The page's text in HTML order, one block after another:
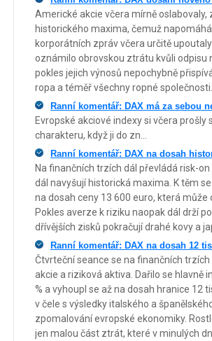
Americké akcie včera mírně
historického maxima, čemuž
korporátních zpráv včera určitě
oznámilo obrovskou ztrátu kvůli odpisu
pokles jejich výnosů nepochybně
ropa a téměř všechny ropné
Ranní komentář: DAX má za sebou
Evropské akciové indexy si včera
charakteru, když ji do zn...
Ranní komentář: DAX na dosah
Na finančních trzích dál převládá risk-
dál navyšují historická maxima. K těm
na dosah ceny 13 600 euro, která
Pokles averze k riziku naopak dál drží
dřívějších zisků pokračují drahé kovy a
Ranní komentář: DAX na dosah 12
Čtvrteční seance se na finančních
akcie a riziková aktiva. Dařilo se hlavně
% a vyhoupl se až na dosah hranice 12
v čele s výsledky italského a
zpomalování evropské ekonomiky.
jen malou část ztrát, které v minulých